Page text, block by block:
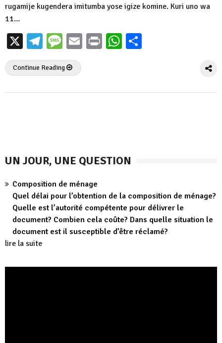
rugamije kugendera imitumba yose igize komine. Kuri uno wa
11…
X Telegram
Message
EmailPrintWhatsApp
Continue Reading
UN JOUR, UNE QUESTION
Composition de ménage
Quel délai pour l’obtention de la composition de ménage?
Quelle est l’autorité compétente pour délivrer le
document? Combien cela coûte? Dans quelle situation le
document est il susceptible d’être réclamé?
lire la suite